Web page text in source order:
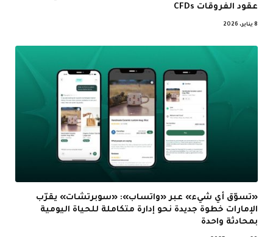
عقود الفروقات CFDs
8 يناير، 2026
«تسوّق أي شيء» عبر «واتساب»: «سوبرتشات» يقرّب
الإمارات خطوة جديدة نحو إدارة متكاملة للحياة اليومية
بمحادثة واحدة